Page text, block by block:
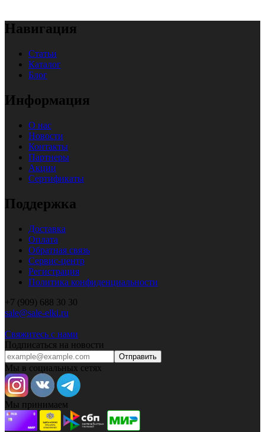
Навигация
Статьи
Каталог
Блог
Информация
О нас
Новости
Контакты
Партнеры
Акции
Сертификаты
Поддержка
Доставка
Оплата
Обратная связь
Сервис-центр
Регистрация
Политика конфиденциальности
+7 (909) 688 30 30
sale@sale-elki.ru
Свяжитесь с нами
Подписаться на новости
Отправить
Мы в социальных сетях
Мы принимаем